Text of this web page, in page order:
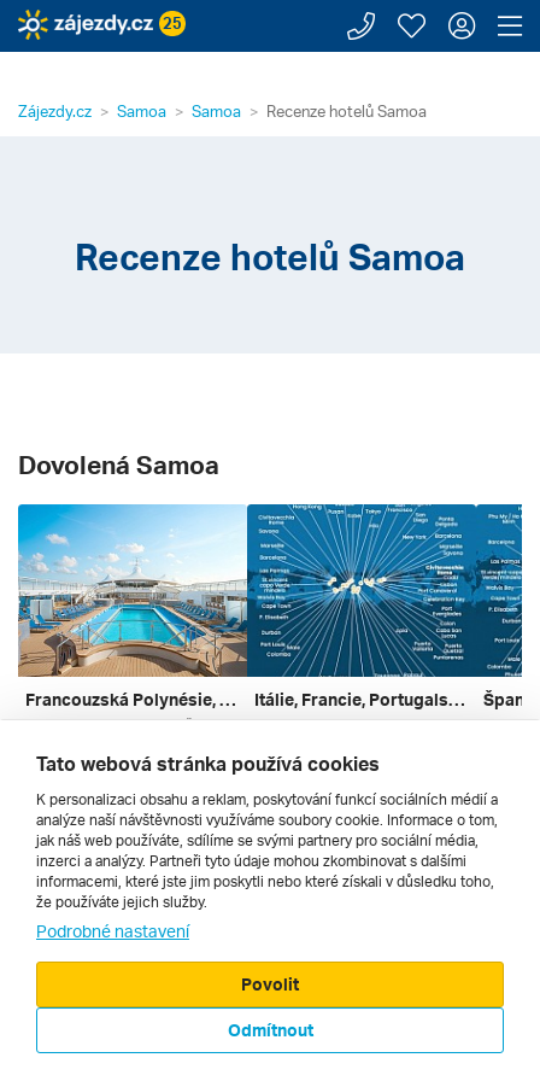
25 Zavolejte
Moje
Zájezdy.cz Samoa Samoa Recenze hotelů Samoa
Recenze hotelů Samoa
Dovolená Samoa
Francouzská Polynésie, Zámořské Společenství Francie, Cookovy Ostrovy, Americká Samoa, Samoa, Fidži Z Papeete Na Lodi Norwegian Spirit ***
Usa, Samoa, Francie, Fidži, Cookovy Ostrovy
29. 9. – 11. 10. 2026
107 450 Kč
Itálie, Francie, Portugalsko... Z Civitavecchia Na Lodi Costa Deliziosa ***
Vietnam, Usa, Tonga, Tchaj-wan, Thajsko, Španělsko, Srí Lanka, Singapur, Samoa, Portugalsko, Papua-nová Guinea, Panama, Nový Zéland, Namibie, Mexiko, Mauricius, Maledivy, Malajsie, Kostarika, Kapverdy, Jižní Korea, Jihoafrická Republika, Japonsko, Itálie, Guatemala, Francie, Fidži, Čína, Bahamy, Austrálie
24. 11. – 12. 4. 2028
435 580 Kč 641
Cestopisy
Tato webová stránka používá cookies
K personalizaci obsahu a reklam, poskytování funkcí sociálních médií a
analýze naší návštěvnosti využíváme soubory cookie. Informace o tom,
jak náš web používáte, sdílíme se svými partnery pro sociální média,
inzerci a analýzy. Partneři tyto údaje mohou zkombinovat s dalšími
informacemi, které jste jim poskytli nebo které získali v důsledku toho,
že používáte jejich služby.
Podrobné nastavení
Odmítnout
Povolit